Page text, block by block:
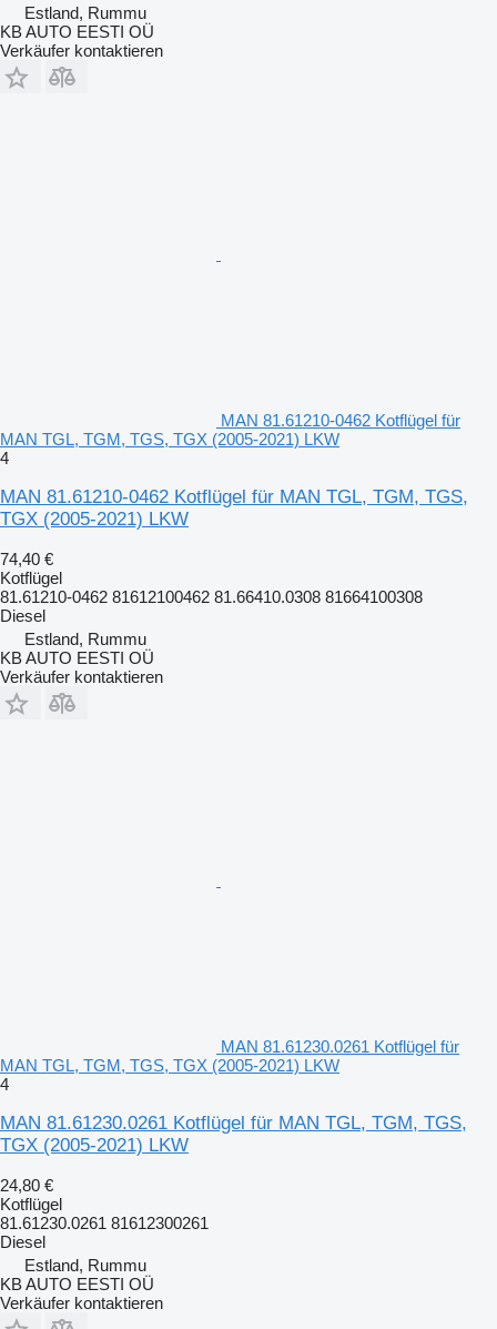
Estland, Rummu
KB AUTO EESTI OÜ
Verkäufer kontaktieren
MAN 81.61210-0462 Kotflügel für
MAN TGL, TGM, TGS, TGX (2005-2021) LKW
4
MAN 81.61210-0462 Kotflügel für MAN TGL, TGM, TGS,
TGX (2005-2021) LKW
74,40 €
Kotflügel
81.61210-0462 81612100462 81.66410.0308 81664100308
Diesel
Estland, Rummu
KB AUTO EESTI OÜ
Verkäufer kontaktieren
MAN 81.61230.0261 Kotflügel für
MAN TGL, TGM, TGS, TGX (2005-2021) LKW
4
MAN 81.61230.0261 Kotflügel für MAN TGL, TGM, TGS,
TGX (2005-2021) LKW
24,80 €
Kotflügel
81.61230.0261 81612300261
Diesel
Estland, Rummu
KB AUTO EESTI OÜ
Verkäufer kontaktieren